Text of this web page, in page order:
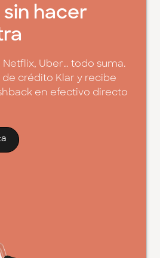
hacer
Netflix, Uber… todo suma.
crédito Klar y recibe
en efectivo directo